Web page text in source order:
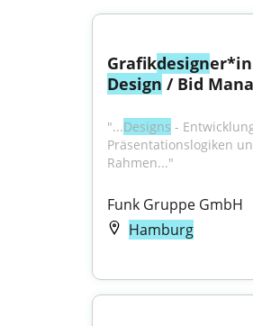
Grafikdesign
Design / Bid
"...Designs -
Präsentationslogiken
Rahmen..."
Funk Gruppe GmbH
Hamburg